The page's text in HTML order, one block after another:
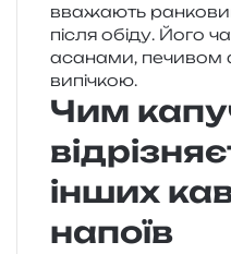
вва­жа­ють
після обіду. Його
а­са­на­ми, печи­вом
випічкою.
Чим
інших
напоїв